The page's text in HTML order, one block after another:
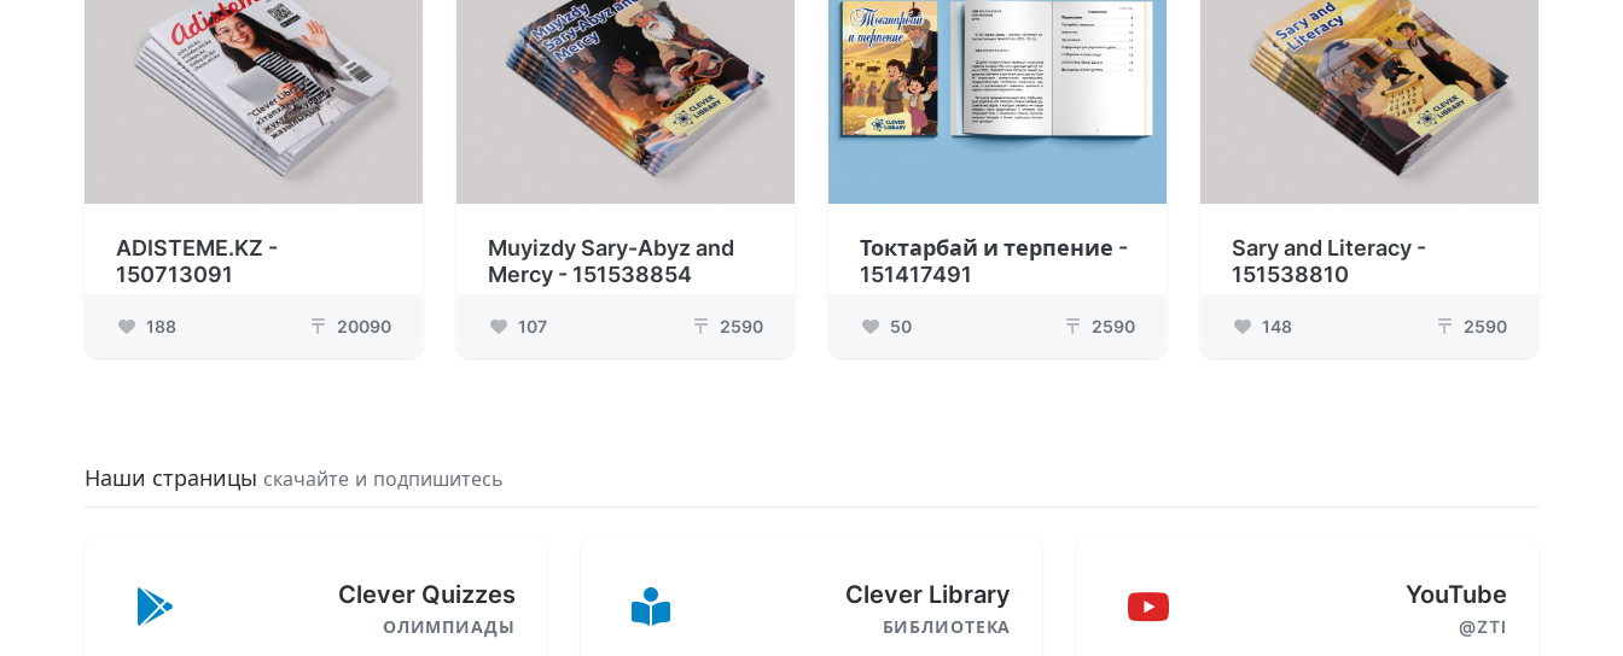
ADISTEME.KZ -
150713091
188 ₸ 20090
Muyizdy Sary-Abyz and
Mercy - 151538854
107 ₸ 2590
Токтарбай и терпение -
151417491
50 ₸ 2590
Sary and Literacy -
151538810
148 ₸ 2590
Наши страницы скачайте и подпишитесь
Clever Quizzes
ОЛИМПИАДЫ
Clever Library
БИБЛИОТЕКА
YouTube
@ZTI